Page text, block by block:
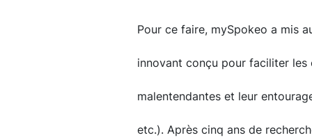
Pour ce faire, mySpokeo a mis
innovant conçu pour faciliter les
malentendantes et leur
etc.). Après cinq ans de